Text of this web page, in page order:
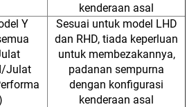
kenderaan asal
Y
Julat
Sesuai untuk model LHD
dan RHD, tiada keperluan
untuk membezakannya,
padanan sempurna
dengan konfigurasi
kenderaan asal